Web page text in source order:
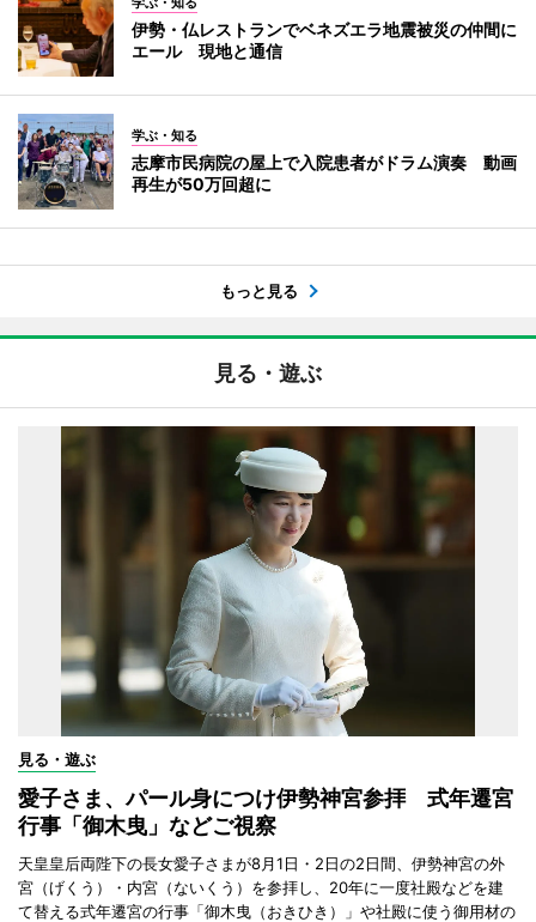
伊勢・仏レストランでベネズエラ地震被災の仲間に
エール 現地と通信
学ぶ・知る
志摩市民病院の屋上で入院患者がドラム演奏 動画
再生が50万回超に
もっと見る
見る・遊ぶ
見る・遊ぶ
愛子さま、パール身につけ伊勢神宮参拝 式年遷宮
行事「御木曳」などご視察
天皇皇后両陛下の長女愛子さまが8月1日・2日の2日間、伊勢神宮の外
宮（げくう）・内宮（ないくう）を参拝し、20年に一度社殿などを建
て替える式年遷宮の行事「御木曳（おきひき）」や社殿に使う御用材の